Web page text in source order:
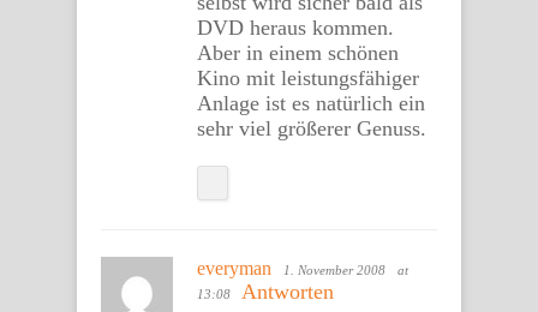
DVD heraus kommen.
Aber in einem schönen
Kino mit leistungsfähiger
Anlage ist es natürlich ein
sehr viel größerer Genuss.
everyman 1. November 2008
at
13:08
Antworten